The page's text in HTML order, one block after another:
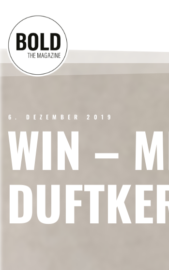
6. DEZEMBER 2019
WIN –